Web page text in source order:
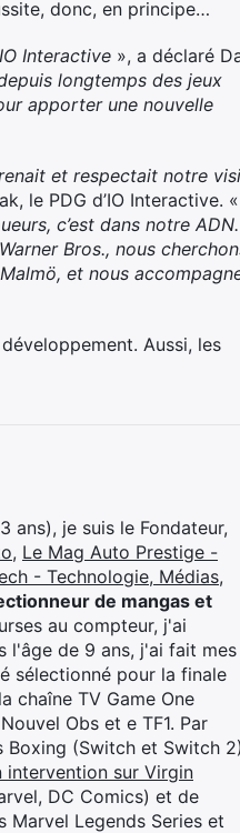
donc, en principe…
Interactive », a déclaré
longtemps des jeux
apporter une nouvelle
et respectait notre
le PDG d’IO Interactive. «
c’est dans notre
Bros., nous
et nous
Aussi, les
ans), je suis le Fondateur,
, Le Mag Auto Prestige -
- Technologie, Médias,
de mangas et
au compteur, j'ai
l'âge de 9 ans, j'ai fait mes
sélectionné pour la finale
chaîne TV Game One
Obs et e TF1. Par
Boxing (Switch et Switch 2)
intervention sur Virgin
DC Comics) et de
Marvel Legends Series et